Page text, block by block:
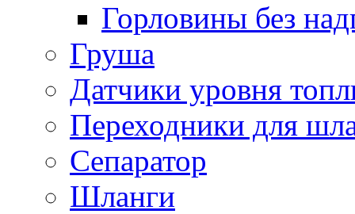
Горловины без
Груша
Датчики уровня
Переходники для
Сепаратор
Шланги